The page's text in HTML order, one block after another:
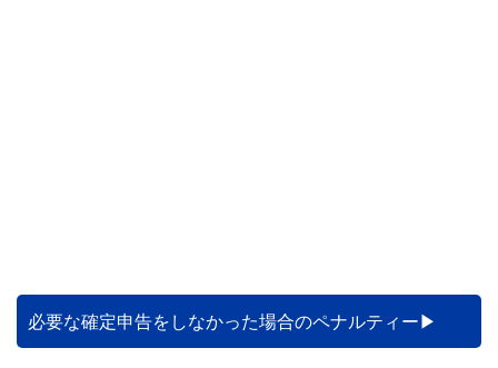
必要な確定申告をしなかった場合のペナルティー